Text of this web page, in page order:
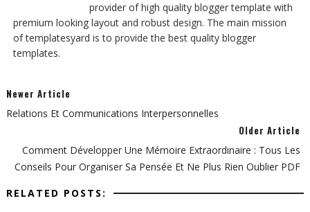
provider of high quality blogger template with
premium looking layout and robust design. The main mission
of templatesyard is to provide the best quality blogger
templates.
Newer Article
Relations Et Communications Interpersonnelles
Older Article
Comment Développer Une Mémoire Extraordinaire : Tous Les
Conseils Pour Organiser Sa Pensée Et Ne Plus Rien Oublier PDF
RELATED POSTS: